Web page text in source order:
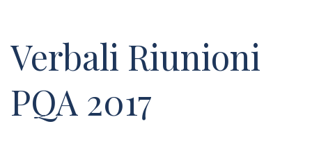
Verbali Riunioni
PQA 2017